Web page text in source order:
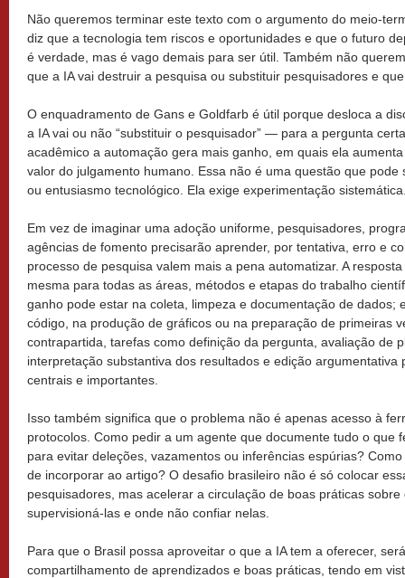
Não queremos terminar este texto com o argumento do meio-
diz que a tecnologia tem riscos e oportunidades e que o futuro
é verdade, mas é vago demais para ser útil. Também não
que a IA vai destruir a pesquisa ou substituir pesquisadores e
O enquadramento de Gans e Goldfarb é útil porque desloca a
a IA vai ou não “substituir o pesquisador” — para a pergunta
acadêmico a automação gera mais ganho, em quais ela
valor do julgamento humano. Essa não é uma questão que
ou entusiasmo tecnológico. Ela exige experimentação
Em vez de imaginar uma adoção uniforme, pesquisadores,
agências de fomento precisarão aprender, por tentativa, erro e
processo de pesquisa valem mais a pena automatizar. A
mesma para todas as áreas, métodos e etapas do trabalho
ganho pode estar na coleta, limpeza e documentação de dados;
código, na produção de gráficos ou na preparação de primeiras
contrapartida, tarefas como definição da pergunta, avaliação de
interpretação substantiva dos resultados e edição argumentativa
centrais e importantes.
Isso também significa que o problema não é apenas acesso à
protocolos. Como pedir a um agente que documente tudo o que
para evitar deleções, vazamentos ou inferências espúrias?
de incorporar ao artigo? O desafio brasileiro não é só colocar
pesquisadores, mas acelerar a circulação de boas práticas
supervisioná-las e onde não confiar nelas.
Para que o Brasil possa aproveitar o que a IA tem a oferecer,
compartilhamento de aprendizados e boas práticas, tendo em